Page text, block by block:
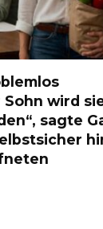
wird
sagte